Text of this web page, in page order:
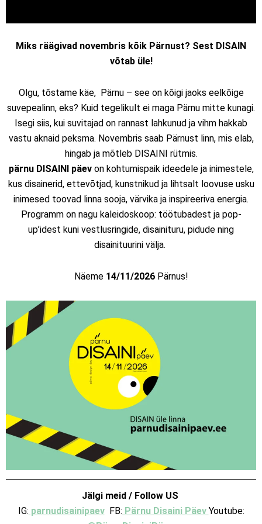
Miks räägivad novembris kõik Pärnust? Sest DISAIN
võtab üle!
Olgu, tõstame käe, Pärnu – see on kõigi jaoks eelkõige
suvepealinn, eks? Kuid tegelikult ei maga Pärnu mitte kunagi.
Isegi siis, kui suvitajad on rannast lahkunud ja vihm hakkab
vastu aknaid peksma. Novembris saab Pärnust linn, mis elab,
hingab ja mõtleb DISAINI rütmis.
pärnu DISAINI päevon kohtumispaik ideedele ja inimestele,
kus disainerid, ettevõtjad, kunstnikud ja lihtsalt loovuse usku
inimesed toovad linna sooja, värvika ja inspireeriva energia.
Programm on nagu kaleidoskoop: töötubadest ja pop-
up’idest kuni vestlusringide, disainituru, pidude ning
disainituurini välja.
Näeme 14/11/2026Pärnus!
Jälgi meid / Follow US
IG: parnudisainipaev FB: Pärnu Disaini Päev Youtube: